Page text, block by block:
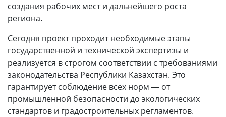
создания рабочих мест и дальнейшего роста
региона.
Сегодня проект проходит необходимые этапы
государственной и технической экспертизы и
реализуется в строгом соответствии с требованиями
законодательства Рес­публики Казахстан. Это
гарантирует соблюдение всех норм — от
промышленной безопасности до экологических
стандартов и градостроительных регламентов.